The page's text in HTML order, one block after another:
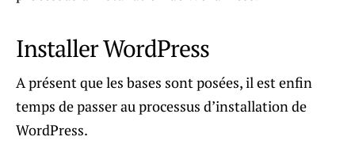
Installer WordPress
A présent que les bases sont posées, il est enfin
temps de passer au processus d’installation de
WordPress.